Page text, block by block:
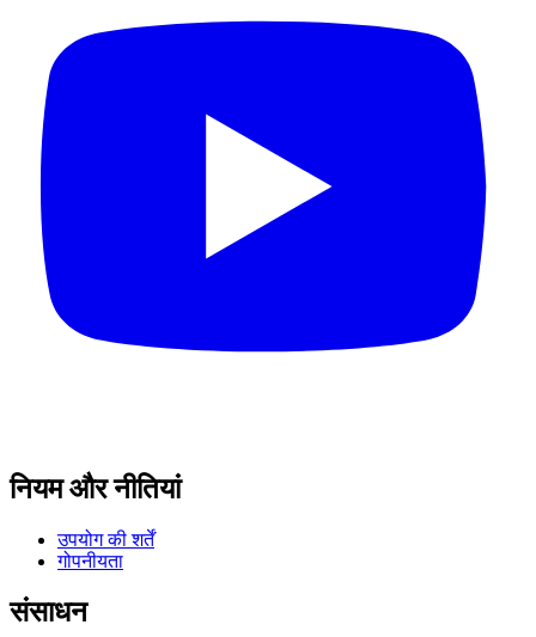
नियम और नीतियां
उपयोग की शर्तें
गोपनीयता
संसाधन